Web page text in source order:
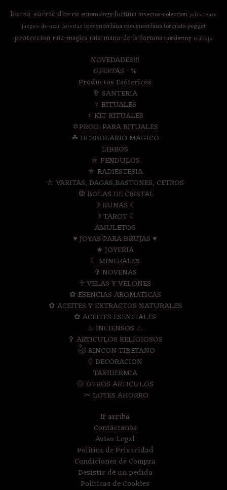
buena-suertedinero entomologyfortunainsectos-coleccion job's tears
juegos-de-azar loterias mecynorrhinamecynorrhina torquata poggei
proteccion raiz-magica raiz-mano-de-la-fortunataxidermy trabajo
NOVEDADES!!!
OFERTAS - %
Productos Esótericos
✞ SANTERIA
♆ RITUALES
♆ KIT RITUALES
✡PROD. PARA RITUALES
☘ HERBOLARIO MAGICO
LIBROS
⛤ PENDULOS
⛤ RADIESTESIA
⛤ VARITAS, DAGAS,BASTONES, CETROS
❂ BOLAS DE CRISTAL
☽ RUNAS ☾
☽ TAROT ☾
AMULETOS
♥ JOYAS PARA BRUJAS ♥
★ JOYERIA
☾ MINERALES
✞ NOVENAS
☥ VELAS Y VELONES
✿ ESENCIAS AROMATICAS
✿ ACEITES Y EXTRACTOS NATURALES
✿ ACEITES ESENCIALES
♨ INCIENSOS ♨
✞ ARTICULOS RELIGIOSOS
༃ RINCON TIBETANO
۩ DECORACION
TAXIDERMIA
۞ OTROS ARTICULOS
✂ LOTES AHORRO
Ir arriba
Contáctanos
Aviso Legal
Política de Privacidad
Condiciones de Compra
Desistir de un pedido
Políticas de Cookies